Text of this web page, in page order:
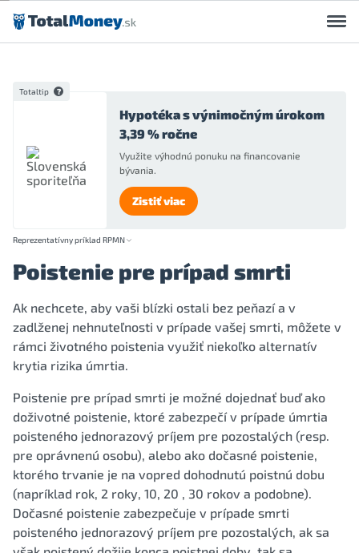
Preskočiť na obsah
Totaltip
Hypotéka s výnimočným úrokom
3,39 % ročne
Využite výhodnú ponuku na financovanie
bývania.
Zistiť viac
Reprezentatívny príklad RPMN
Poistenie pre prípad smrti
Ak nechcete, aby vaši blízki ostali bez peňazí a v
zadlženej nehnuteľnosti v prípade vašej smrti, môžete v
rámci životného poistenia využiť niekoľko alternatív
krytia rizika úmrtia.
Poistenie pre prípad smrti je možné dojednať buď ako
doživotné poistenie, ktoré zabezpečí v prípade úmrtia
poisteného jednorazový príjem pre pozostalých (resp.
pre oprávnenú osobu), alebo ako dočasné poistenie,
ktorého trvanie je na vopred dohodnutú poistnú dobu
(napríklad rok, 2 roky, 10, 20 , 30 rokov a podobne).
Dočasné poistenie zabezpečuje v prípade smrti
poisteného jednorazový príjem pre pozostalých, ak sa